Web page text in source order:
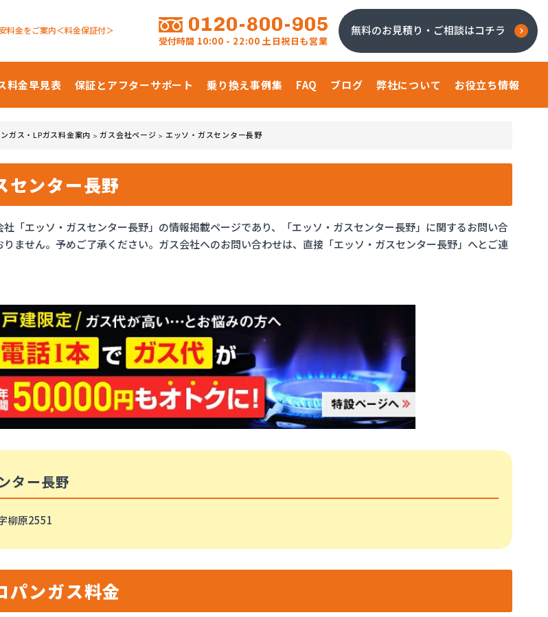
料金をご案内＜料金保証付＞ 0120-800-905
受付時間 10:00 - 22:00 土日祝日も営業
無料のお見積り・ご相談はコチラ
料金早見表 保証とアフターサポート 乗り換え事例集 FAQ ブログ 弊社について お役立ち情報
ガス・LPガス料金案内 >ガス会社ページ > エッソ・ガスセンター長野
センター長野
「エッソ・ガスセンター長野」の情報掲載ページであり、「エッソ・ガスセンター長野」に関するお問い合
ません。予めご了承ください。ガス会社へのお問い合わせは、直接「エッソ・ガスセンター長野」へとご連
ター長野
柳原2551
パンガス料金